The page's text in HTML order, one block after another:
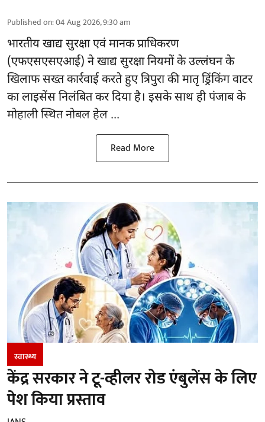
Published on:04 Aug 2026, 9:30 am
भारतीय खाद्य सुरक्षा एवं मानक प्राधिकरण
(एफएसएसएआई) ने खाद्य सुरक्षा नियमों के उल्लंघन के
खिलाफ सख्त कार्रवाई करते हुए त्रिपुरा की मातृ ड्रिंकिंग वाटर
का लाइसेंस निलंबित कर दिया है। इसके साथ ही पंजाब के
मोहाली स्थित नोबल हेल ...
Read More
स्वास्थ्य
केंद्र सरकार ने टू-व्हीलर रोड एंबुलेंस के लिए
पेश किया प्रस्ताव